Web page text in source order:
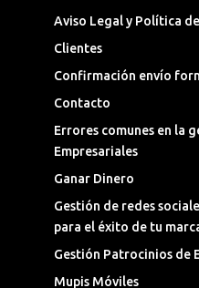
Aviso Legal y Política
Clientes
Confirmación envío
Contacto
Errores comunes en la
Empresariales
Ganar Dinero
Gestión de redes
para el éxito de tu
Gestión Patrocinios de
Mupis Móviles